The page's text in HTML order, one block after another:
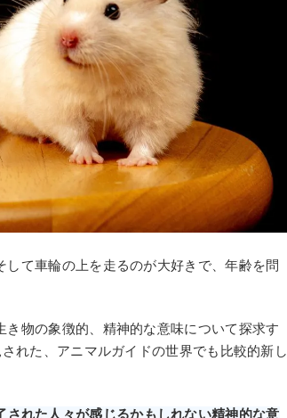
て車輪の上を走るのが大好きで、年齢を問
物の象徴的、精神的な意味について探求す
れた、アニマルガイドの世界でも比較的新し
れた人々が感じるかもしれない精神的な意